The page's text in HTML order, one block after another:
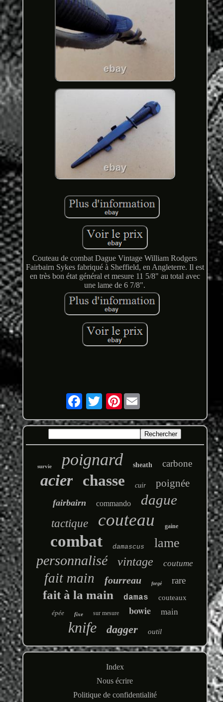
Couteau de combat Dague Vintage William Rodgers
Fairbairn Sykes fabriqué à Sheffield, en Angleterre. Il est
en très bon état général et mesure 11 5/8" au total avec
une lame de 6 7/8".
Pinterest
survie poignard sheath carbone
acier chasse cuir poignée
fairbairn commando dague
tactique couteau gaine
combat damascus lame
personnalisé vintage coutume
fait main fourreau forgé rare
fait à la main damas couteaux
épée fixe sur mesure bowie main
knife dagger outil
Index
Nous écrire
Politique de confidentialité